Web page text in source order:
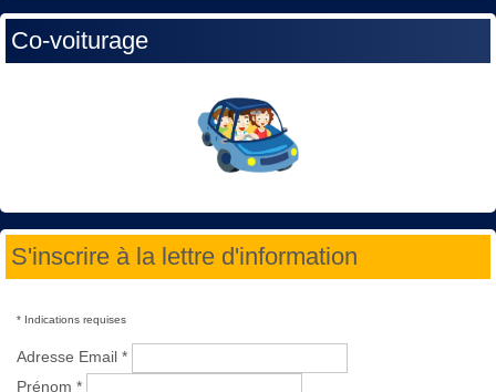
Co-voiturage
S'inscrire à la lettre d'information
* Indications requises
Adresse Email *
Prénom *